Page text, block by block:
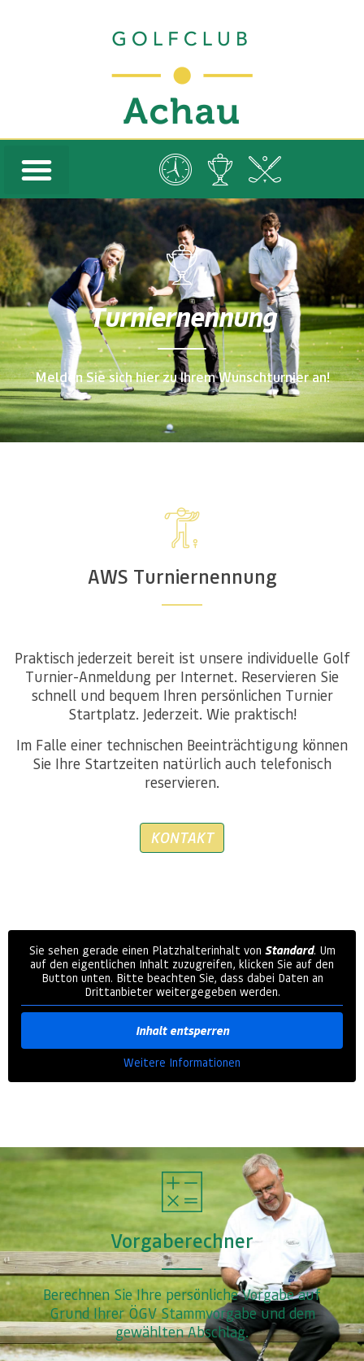
Turniernennung
Melden Sie sich hier zu Ihrem Wunschturnier an!
AWS Turniernennung
Praktisch jederzeit bereit ist unsere individuelle Golf
Turnier-Anmeldung per Internet. Reservieren Sie
schnell und bequem Ihren persönlichen Turnier
Startplatz. Jederzeit. Wie praktisch!
Im Falle einer technischen Beeinträchtigung können
Sie Ihre Startzeiten natürlich auch telefonisch
reservieren.
KONTAKT
Sie sehen gerade einen Platzhalterinhalt von Standard. Um
auf den eigentlichen Inhalt zuzugreifen, klicken Sie auf den
Button unten. Bitte beachten Sie, dass dabei Daten an
Drittanbieter weitergegeben werden.
Inhalt entsperren
Weitere Informationen
Vorgaberechner
Berechnen Sie Ihre persönliche Vorgabe auf
Grund Ihrer ÖGV Stammvorgabe und dem
gewählten Abschlag.